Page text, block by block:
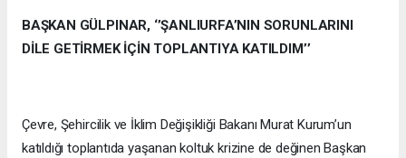
BAŞKAN GÜLPINAR, ‘’ŞANLIURFA’NIN SORUNLARINI
DİLE GETİRMEK İÇİN TOPLANTIYA KATILDIM’’
Çevre, Şehircilik ve İklim Değişikliği Bakanı Murat Kurum’un
katıldığı toplantıda yaşanan koltuk krizine de değinen Başkan